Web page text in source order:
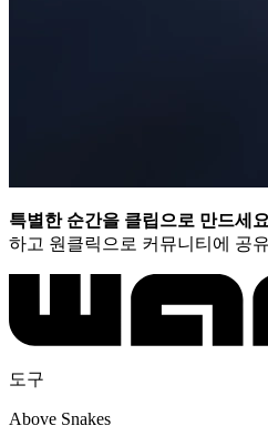
특별한 순간을 클립으로 만드세
하고 원클릭으로 커뮤니티에 공
도구
Above Snakes